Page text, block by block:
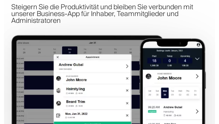
Steigern Sie die Produktivität und bleiben Sie verbunden mit
unserer Business-App für Inhaber, Teammitglieder und
Administratoren